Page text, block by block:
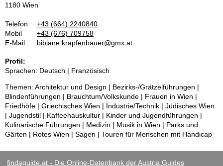
1180 Wien
Telefon
+43 (664) 2240840
Mobil
+43 (676) 709758
E-Mail
bibiane.krapfenbauer@gmx.at
Profil:
Sprachen: Deutsch | Französisch
Themen: Architektur und Design | Bezirks-/Grätzelführungen |
Blindenführungen | Brauchtum/Volkskunde | Frauen in Wien |
Friedhöfe | Griechisches Wien | Industrie/Technik | Jüdisches Wien
| Jugendstil | Kaffeehauskultur | Kinder und Jugendführungen |
Kulinarische Führungen | Medizin | Musik in Wien | Parks und
Gärten | Rotes Wien | Sagen | Touren für Menschen mit Handicap
findaguide.at - Die Online-Datenbank der Austria Guides